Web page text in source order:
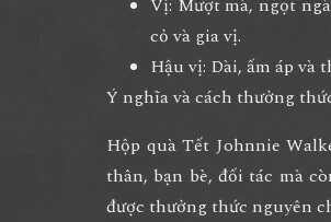
Vị: Mượt mà, ngọt
cỏ và gia vị.
Hậu vị: Dài, ấm áp và
Ý nghĩa và cách thưởng
Hộp quà Tết Johnnie
thân, bạn bè, đối tác mà
được thưởng thức nguyên